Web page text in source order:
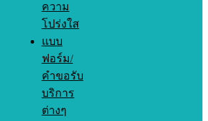
ความ
โปร่งใส
แบบ
ฟอร์ม/
คำขอรับ
บริการ
ต่างๆ